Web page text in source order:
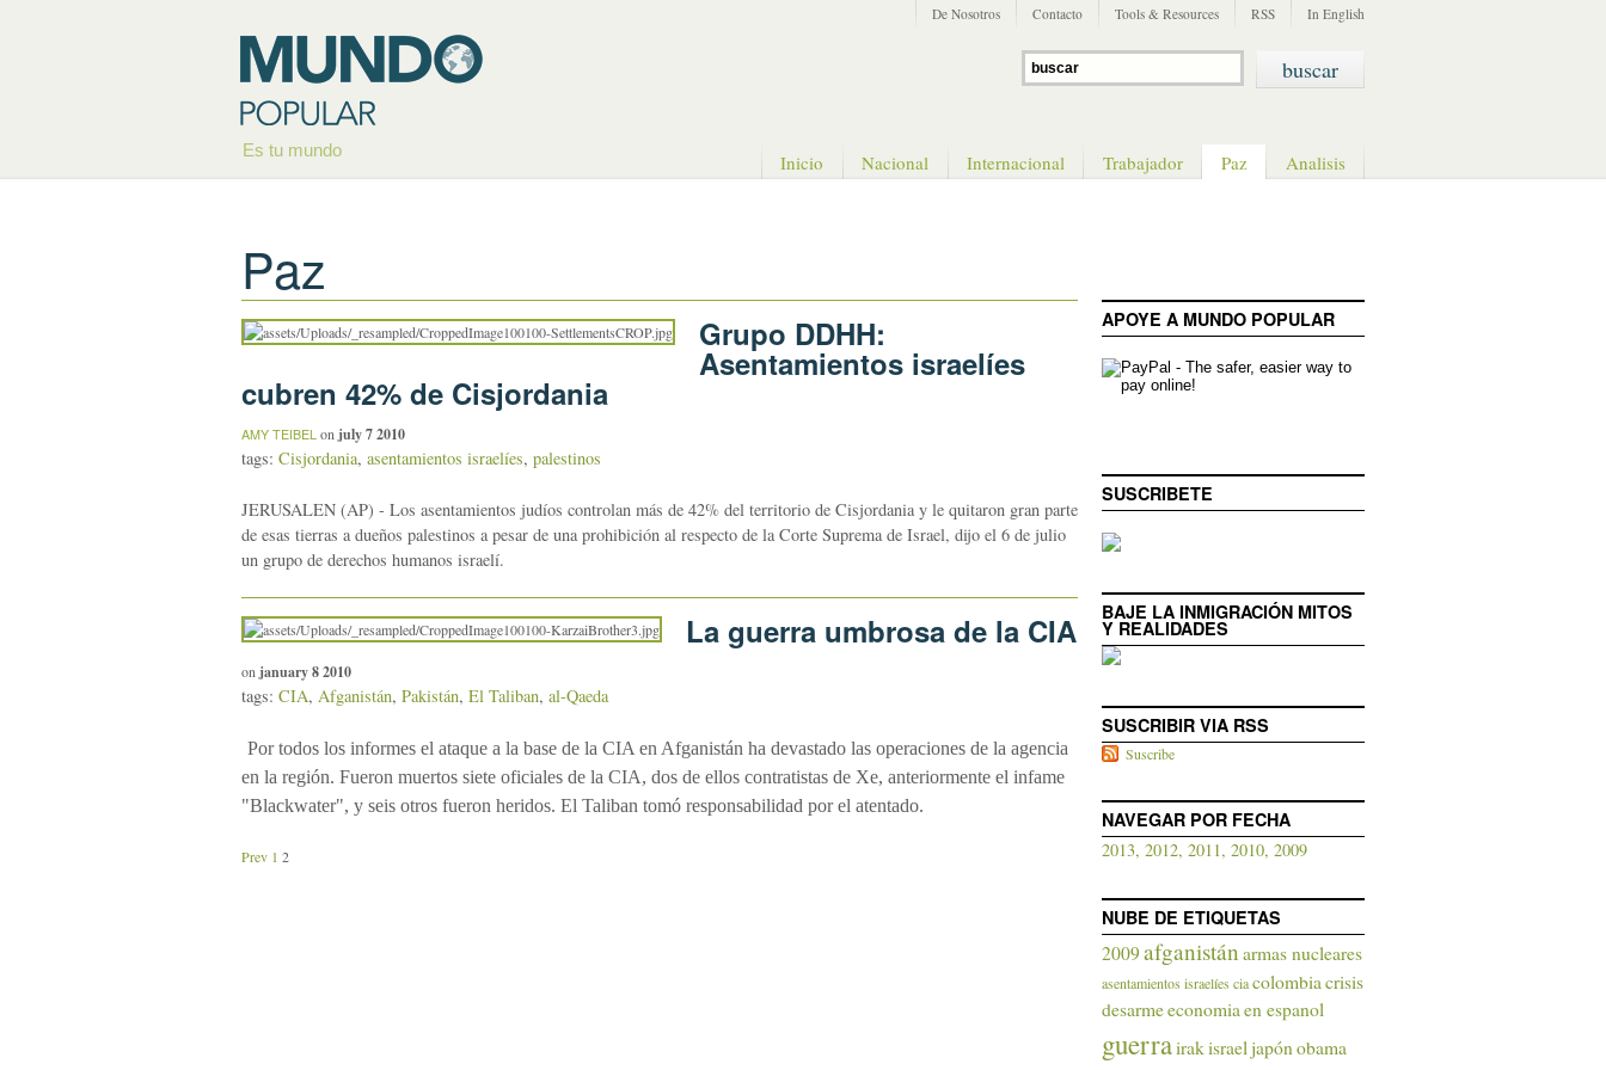
Es tu mundo
De Nosotros Contacto Tools & Resources RSS In English
Inicio Nacional Internacional Trabajador Paz Analisis
Paz
Grupo DDHH:
Asentamientos israelíes
cubren 42% de Cisjordania
AMY TEIBEL on july 7 2010
tags: Cisjordania, asentamientos israelíes, palestinos
JERUSALEN (AP) - Los asentamientos judíos controlan más de 42% del territorio de Cisjordania y le quitaron gran parte
de esas tierras a dueños palestinos a pesar de una prohibición al respecto de la Corte Suprema de Israel, dijo el 6 de julio
un grupo de derechos humanos israelí.
La guerra umbrosa de la CIA
on january 8 2010
tags: CIA, Afganistán, Pakistán, El Taliban, al-Qaeda
Por todos los informes el ataque a la base de la CIA en Afganistán ha devastado las operaciones de la agencia
en la región. Fueron muertos siete oficiales de la CIA, dos de ellos contratistas de Xe, anteriormente el infame
"Blackwater", y seis otros fueron heridos. El Taliban tomó responsabilidad por el atentado.
Prev 1 2
APOYE A MUNDO POPULAR
SUSCRIBETE
BAJE LA INMIGRACIÓN MITOS
Y REALIDADES
SUSCRIBIR VIA RSS
Suscribe
NAVEGAR POR FECHA
2013, 2012, 2011, 2010, 2009
NUBE DE ETIQUETAS
2009afganistán armas nucleares
asentamientos israelíes ciacolombiacrisis
desarmeeconomiaen espanol
guerrairakisraeljapónobama